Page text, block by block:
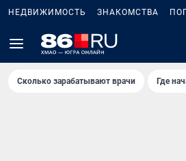
НЕДВИЖИМОСТЬ ЗНАКОМСТВА
Сколько зарабатывают врачи Где